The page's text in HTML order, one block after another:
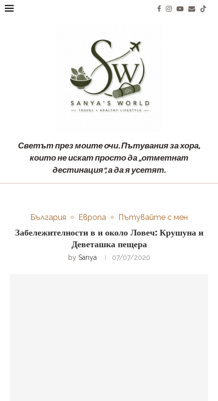
Светът през моите очи. Пътувания за хора,
които не искат просто да „отметнат
дестинация“, а да я усетят.
България Европа Пътувайте с мен
Забележителности в и около Ловеч: Крушуна и
Деветашка пещера
by Sanya 07/07/2020